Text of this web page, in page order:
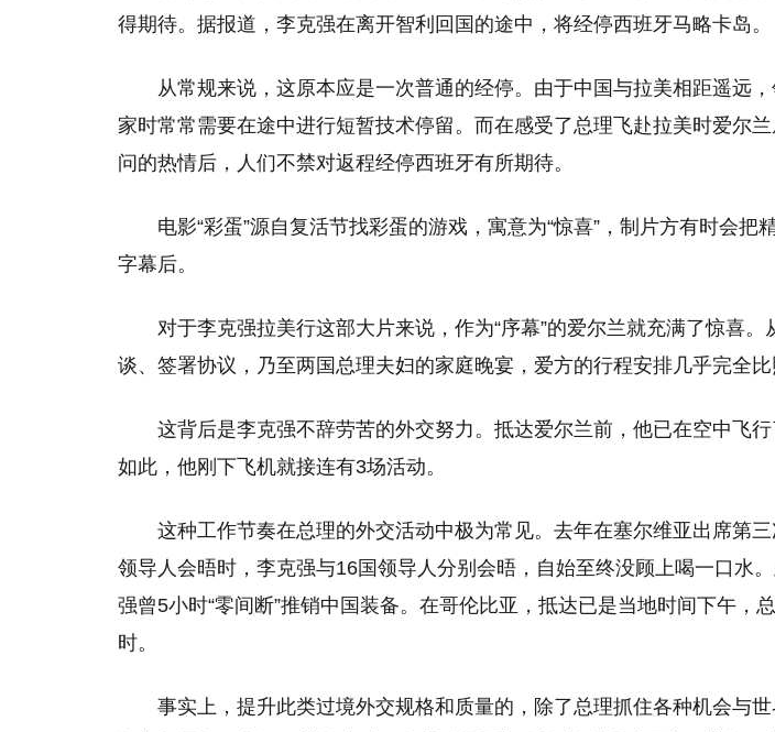
得期待。据报道，李克强在离开智利回国的途中，将经停西班牙马略卡岛。
从常规来说，这原本应是一次普通的经停。由于中国与拉美相距遥远
家时常常需要在途中进行短暂技术停留。而在感受了总理飞赴拉美时爱尔
问的热情后，人们不禁对返程经停西班牙有所期待。
电影“彩蛋”源自复活节找彩蛋的游戏，寓意为“惊喜”，制片方有时会把
字幕后。
对于李克强拉美行这部大片来说，作为“序幕”的爱尔兰就充满了惊喜。
谈、签署协议，乃至两国总理夫妇的家庭晚宴，爱方的行程安排几乎完全比
这背后是李克强不辞劳苦的外交努力。抵达爱尔兰前，他已在空中飞
如此，他刚下飞机就接连有3场活动。
这种工作节奏在总理的外交活动中极为常见。去年在塞尔维亚出席第
领导人会晤时，李克强与16国领导人分别会晤，自始至终没顾上喝一口水
强曾5小时“零间断”推销中国装备。在哥伦比亚，抵达已是当地时间下午，
时。
事实上，提升此类过境外交规格和质量的，除了总理抓住各种机会与